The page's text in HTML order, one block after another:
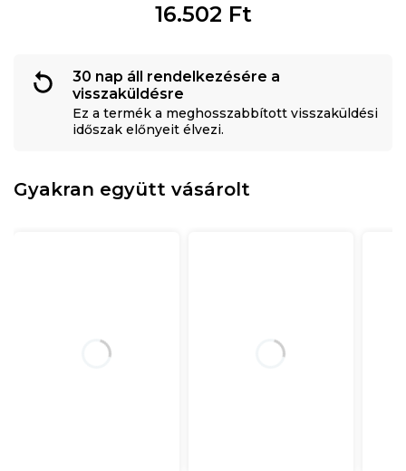
16.502 Ft
30 nap áll rendelkezésére a
visszaküldésre
Ez a termék a meghosszabbított visszaküldési
időszak előnyeit élvezi.
Gyakran együtt vásárolt